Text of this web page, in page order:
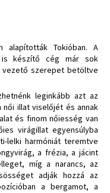
alapították Tokióban. A
is készítő cég már sok
szerepet betöltve
leginkább azt az
női illat viselőjét és annak
és finom nőiesség van
virágillat egyensúlyba
lelki harmóniát teremtve
a frézia, a jácint
míg a narancs, az
adják hozzá az
a bergamot, a